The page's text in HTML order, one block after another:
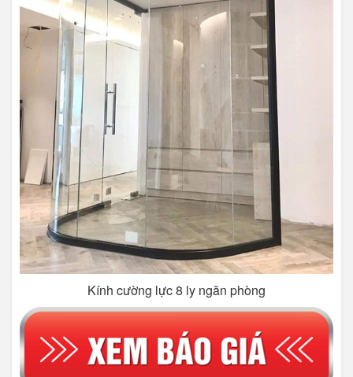
Kính cường lực 8 ly ngăn phòng